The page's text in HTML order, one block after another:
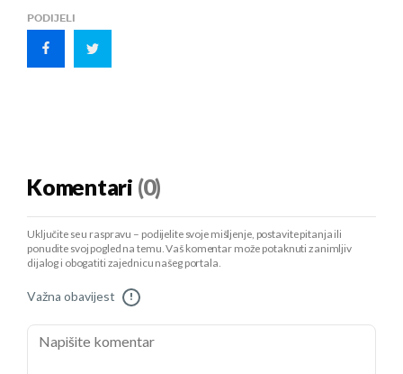
PODIJELI
Komentari (0)
Uključite se u raspravu – podijelite svoje mišljenje, postavite pitanja ili
ponudite svoj pogled na temu. Vaš komentar može potaknuti zanimljiv
dijalog i obogatiti zajednicu našeg portala.
Važna obavijest !